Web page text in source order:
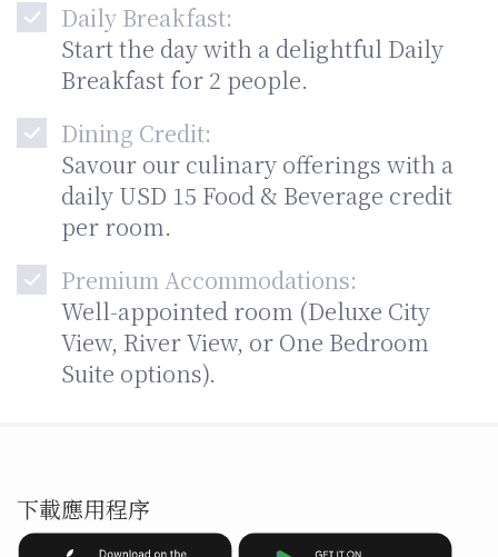
Daily Breakfast:
Start the day with a delightful Daily
Breakfast for 2 people.
Dining Credit:
Savour our culinary offerings with a
daily USD 15 Food & Beverage credit
per room.
Premium Accommodations:
Well-appointed room (Deluxe City
View, River View, or One Bedroom
Suite options).
下載應用程序